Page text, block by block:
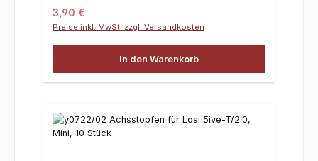
Regulärer Preis:
3,90 €
Preise inkl. MwSt. zzgl. Versandkosten
In den Warenkorb